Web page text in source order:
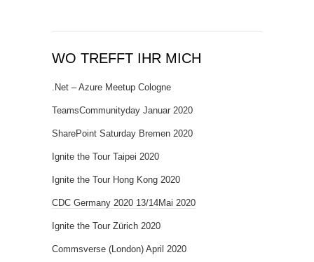
WO TREFFT IHR MICH
.Net – Azure Meetup Cologne
TeamsCommunityday Januar 2020
SharePoint Saturday Bremen 2020
Ignite the Tour Taipei 2020
Ignite the Tour Hong Kong 2020
CDC Germany 2020 13/14Mai 2020
Ignite the Tour Zürich 2020
Commsverse (London) April 2020